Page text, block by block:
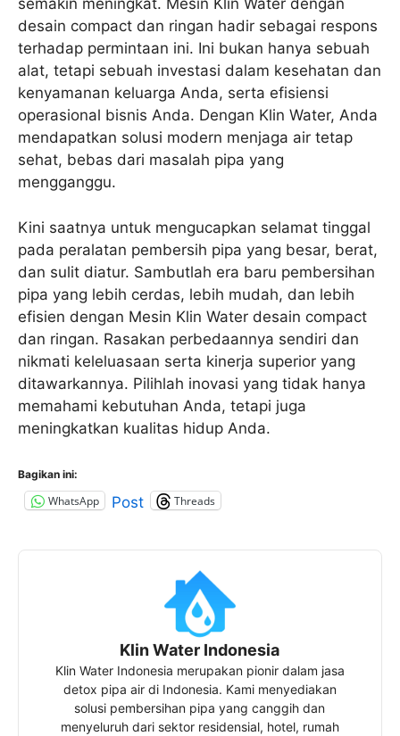
semakin meningkat. Mesin Klin Water dengan
desain compact dan ringan hadir sebagai respons
terhadap permintaan ini. Ini bukan hanya sebuah
alat, tetapi sebuah investasi dalam kesehatan dan
kenyamanan keluarga Anda, serta efisiensi
operasional bisnis Anda. Dengan Klin Water, Anda
mendapatkan solusi modern menjaga air tetap
sehat, bebas dari masalah pipa yang
mengganggu.
Kini saatnya untuk mengucapkan selamat tinggal
pada peralatan pembersih pipa yang besar, berat,
dan sulit diatur. Sambutlah era baru pembersihan
pipa yang lebih cerdas, lebih mudah, dan lebih
efisien dengan Mesin Klin Water desain compact
dan ringan. Rasakan perbedaannya sendiri dan
nikmati keleluasaan serta kinerja superior yang
ditawarkannya. Pilihlah inovasi yang tidak hanya
memahami kebutuhan Anda, tetapi juga
meningkatkan kualitas hidup Anda.
Bagikan ini:
WhatsApp Post Threads
Klin Water Indonesia
Klin Water Indonesia merupakan pionir dalam jasa
detox pipa air di Indonesia. Kami menyediakan
solusi pembersihan pipa yang canggih dan
menyeluruh dari sektor residensial, hotel, rumah